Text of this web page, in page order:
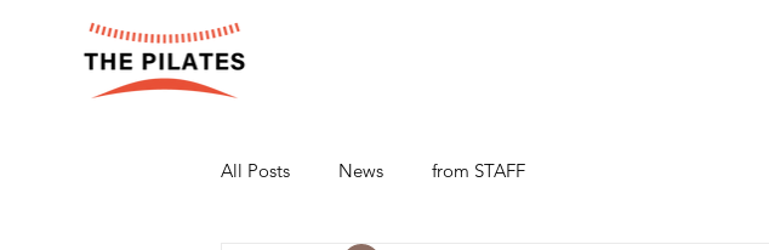
All Posts News from STAFF